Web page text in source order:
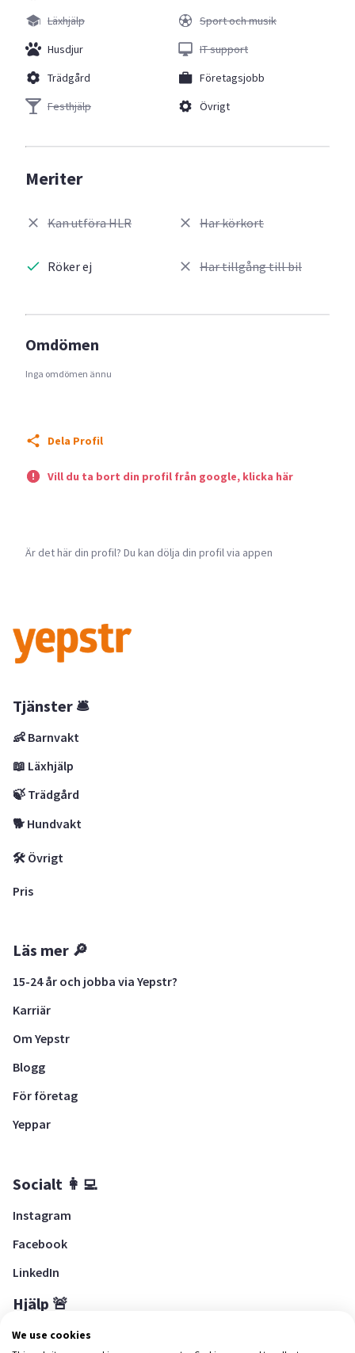
Läxhjälp
Husdjur
Trädgård
Festhjälp
Sport och musik
IT support
Företagsjobb
Övrigt
Meriter
Kan utföra HLR
Röker ej
Har körkort
Har tillgång till bil
Omdömen
Inga omdömen ännu
Dela Profil
Vill du ta bort din profil från google, klicka här
Är det här din profil? Du kan dölja din profil via appen
Tjänster 🛎
👶 Barnvakt
📖 Läxhjälp
🍃 Trädgård
🐕 Hundvakt
🛠 Övrigt
Pris
Läs mer 🔎
15-24 år och jobba via Yepstr?
Karriär
Om Yepstr
Blogg
För företag
Yeppar
Socialt 👩‍💻
Instagram
Facebook
LinkedIn
Hjälp 🚨
Hjälpcenter
We use cookies